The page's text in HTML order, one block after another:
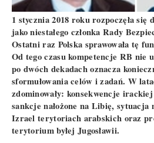
1 stycznia 2018 roku rozpoczęła
jako niestałego członka Rady
Ostatni raz Polska sprawowała tę
Od tego czasu kompetencje RB nie
po dwóch dekadach oznacza
sformułowania celów i zadań. W
zdominowały: konsekwencje
sankcje nałożone na Libię, sytuacja
Izrael terytoriach arabskich oraz
terytorium byłej Jugosławii.